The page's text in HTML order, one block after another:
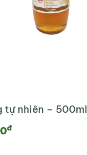
tự nhiên – 500ml
đ